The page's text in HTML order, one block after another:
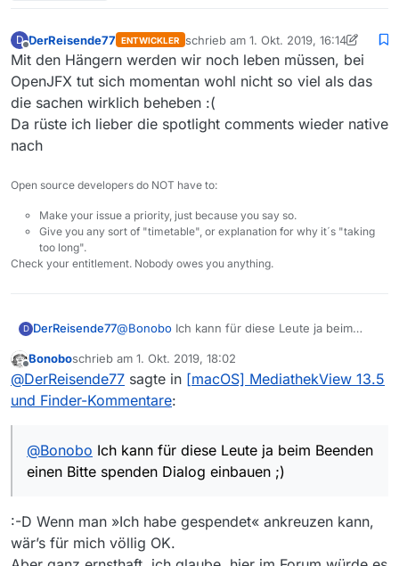
D
Offline
DerReisende77 ENTWICKLER schrieb am 1. Okt. 2019, 16:14
zuletzt editiert von DerReisende77 10.
Mit den Hängern werden wir noch leben müssen, bei
OpenJFX tut sich momentan wohl nicht so viel als das
die sachen wirklich beheben :(
Da rüste ich lieber die spotlight comments wieder native
nach
Open source developers do NOT have to:
Make your issue a priority, just because you say so.
Give you any sort of "timetable", or explanation for why it´s "taking
too long".
Check your entitlement. Nobody owes you anything.
D DerReisende77@Bonobo Ich kann für diese Leute ja beim
;)
Offline
Bonoboschrieb am 1. Okt. 2019, 18:02
zuletzt editiert von
@DerReisende77 sagte in [macOS] MediathekView 13.5
und Finder-Kommentare:
@Bonobo Ich kann für diese Leute ja beim Beenden
einen Bitte spenden Dialog einbauen ;)
:-D Wenn man »Ich habe gespendet« ankreuzen kann,
wär’s für mich völlig OK.